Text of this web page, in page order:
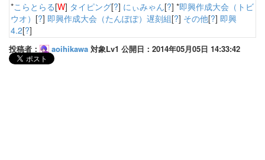
*こらとらる[W] タイピング[?] にぃみゃん[?] *即興作成大会（トビ
ウオ） [?] 即興作成大会（たんぽぽ）遅刻組[?] その他[?] 即興
4.2[?]
投稿者： aoihikawa 対象Lv1 公開日：2014年05月05日 14:33:42